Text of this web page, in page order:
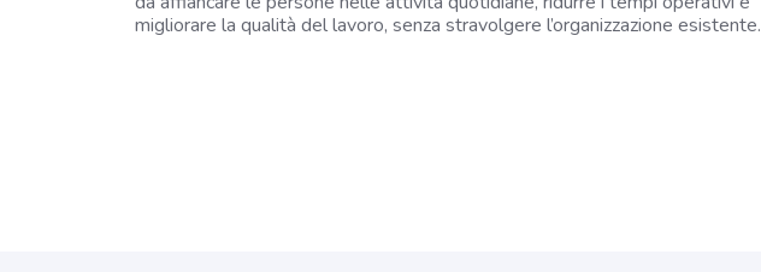
migliorare la qualità del lavoro, senza stravolgere l’organizzazione esistente.